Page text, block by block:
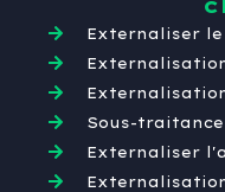
Externaliser
Sous-
Externaliser